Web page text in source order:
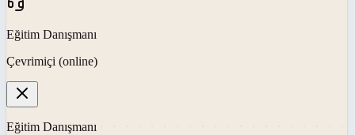
Eğitim Danışmanı
Çevrimiçi (online)
Eğitim Danışmanı